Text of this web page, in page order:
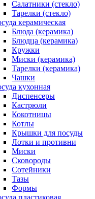
Салатники (стекло)
Тарелки (стекло)
керамическая
Блюда (керамика)
Блюдца (керамика)
Кружки
Миски (керамика)
Тарелки (керамика)
Чашки
кухонная
Диспенсеры
Кастрюли
Кокотницы
Котлы
Крышки для посуды
Лотки и противни
Миски
Сковороды
Сотейники
Тазы
Формы
пластиковая